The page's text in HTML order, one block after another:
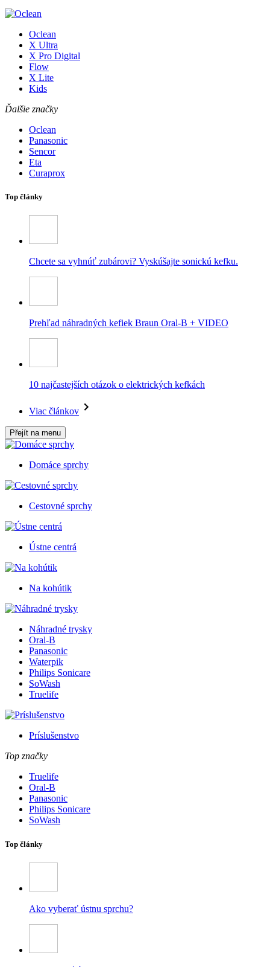
Oclean
X Ultra
X Pro Digital
Flow
X Lite
Kids
Ďalšie značky
Oclean
Panasonic
Sencor
Eta
Curaprox
Top články
Chcete sa vyhnúť zubárovi? Vyskúšajte sonickú kefku.
Prehľad náhradných kefiek Braun Oral-B + VIDEO
10 najčastejších otázok o elektrických kefkách
Viac článkov
Přejít na menu
Domáce sprchy
Cestovné sprchy
Ústne centrá
Na kohútik
Náhradné trysky
Oral-B
Panasonic
Waterpik
Philips Sonicare
SoWash
Truelife
Príslušenstvo
Top značky
Truelife
Oral-B
Panasonic
Philips Sonicare
SoWash
Top články
Ako vyberať ústnu sprchu?